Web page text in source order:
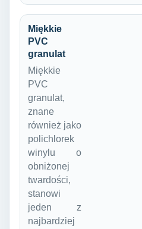
Miękkie
PVC
granulat
Miękkie
PVC
granulat,
znane
również jako
polichlorek
winylu o
obniżonej
twardości,
stanowi
jeden z
najbardziej